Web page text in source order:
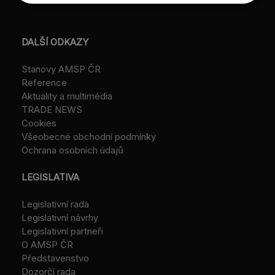
DALŠÍ ODKAZY
Stanovy AMSP ČR
Reference
Aktuality a multimédia
TRADE NEWS
Cookies
Všeobecné obchodní podmínky
Ochrana osobních údajů
LEGISLATIVA
Legislativní rada
Legislativní návrhy
Legislativní partneři
O AMSP ČR
Představenstvo
Dozorčí rada